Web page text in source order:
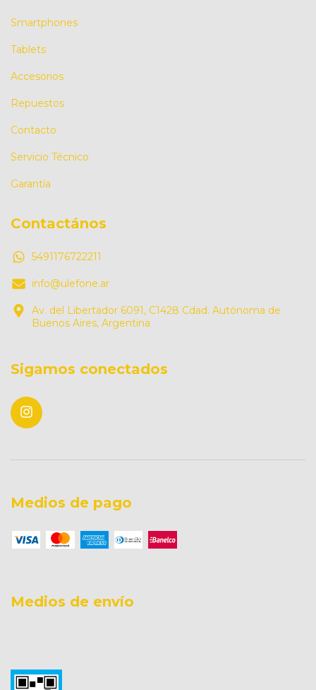
Smartphones
Tablets
Accesorios
Repuestos
Contacto
Servicio Técnico
Garantía
Contactános
5491176722211
info@ulefone.ar
Av. del Libertador 6091, C1428 Cdad. Autónoma de
Buenos Aires, Argentina
Sigamos conectados
Medios de pago
Medios de envío